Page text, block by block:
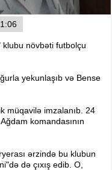
növbəti futbolçu
yekunlaşıb və Bense
müqavilə imzalanıb. 24
komandasının
ərzində bu klubun
də çıxış edib. O,